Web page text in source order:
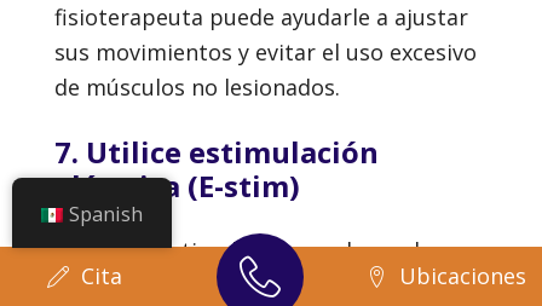
fisioterapeuta puede ayudarle a ajustar
sus movimientos y evitar el uso excesivo
de músculos no lesionados.
7. Utilice estimulación
eléctrica (E-stim)
La electroestimulación puede ayudar a
mantener la actividad muscular
Cita Ubicaciones
Spanish